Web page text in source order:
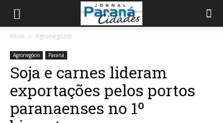
Início Agronegócio
Agronegócio Paraná
Soja e carnes lideram
exportações pelos portos
paranaenses no 1º